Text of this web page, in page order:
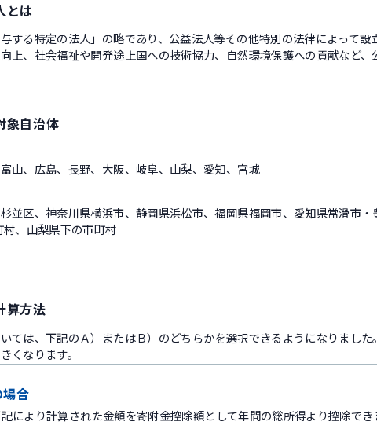
とは
する特定の法人」の略であり、公益法人等その他特別の法律によって
上、社会福祉や開発途上国への技術協力、自然環境保護への貢献など
象自治体
山、広島、長野、大阪、岐阜、山梨、愛知、宮城
並区、神奈川県横浜市、静岡県浜松市、福岡県福岡市、愛知県常滑市
、山梨県下の市町村
算方法
ては、下記のＡ）またはＢ）のどちらかを選択できるようになりまし
くなります。
場合
により計算された金額を寄附金控除額として年間の総所得より控除でき